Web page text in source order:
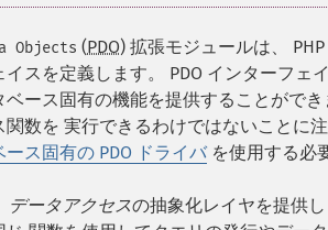
Objects (PDO) 拡張モジュールは、
イスを定義します。 PDO インターフェ
ベース固有の機能を提供することがで
関数を 実行できるわけではないことに
ース固有の PDO ドライバ を使用する必
データアクセスの抽象化レイヤを提供